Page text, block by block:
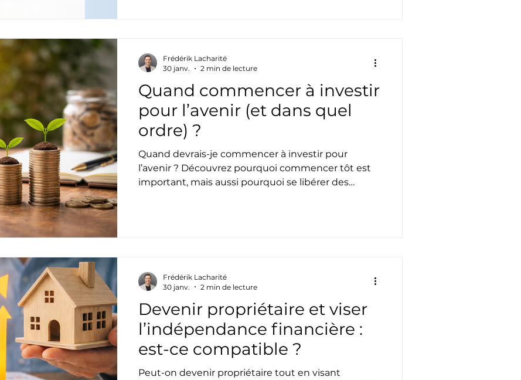
Quand commencer à investir
pour l’avenir (et dans quel
ordre) ?
Quand devrais-je commencer à investir pour
l’avenir ? Découvrez pourquoi commencer tôt est
important, mais aussi pourquoi se libérer des
Frédérik Lacharité
30 janv.
2 min de lecture
Devenir propriétaire et viser
l’indépendance financière :
est-ce compatible ?
Peut-on devenir propriétaire tout en visant
Frédérik Lacharité
30 janv.
2 min de lecture